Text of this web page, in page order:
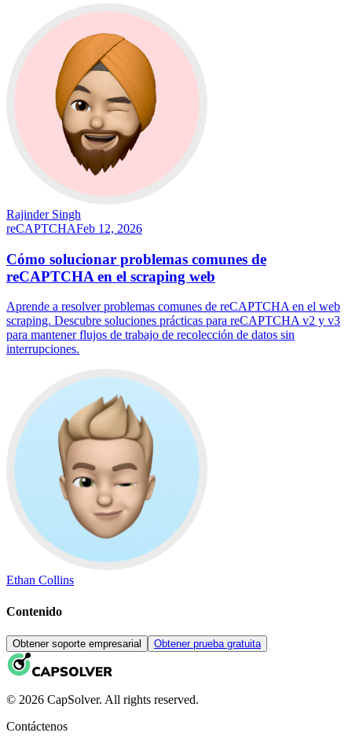
Rajinder Singh
reCAPTCHAFeb 12, 2026
Cómo solucionar problemas comunes de
reCAPTCHA en el scraping web
Aprende a resolver problemas comunes de reCAPTCHA en el web
scraping. Descubre soluciones prácticas para reCAPTCHA v2 y v3
para mantener flujos de trabajo de recolección de datos sin
interrupciones.
Ethan Collins
Contenido
Obtener soporte empresarial Obtener prueba gratuita
© 2026 CapSolver. All rights reserved.
Contáctenos